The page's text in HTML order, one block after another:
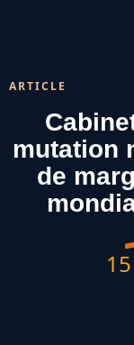
ARTICLE
mutation
de